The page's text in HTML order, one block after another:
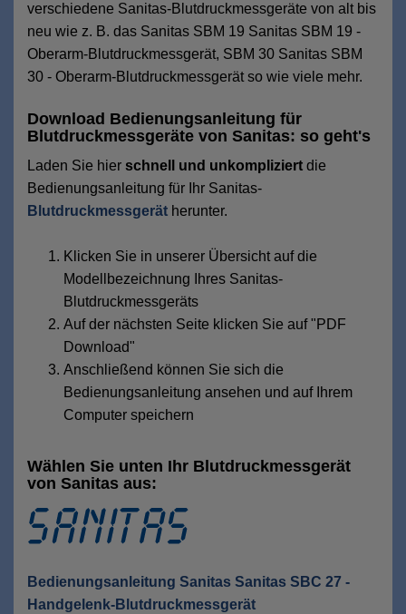
verschiedene Sanitas-Blutdruckmessgeräte von alt bis
neu wie z. B. das Sanitas SBM 19 Sanitas SBM 19 -
Oberarm-Blutdruckmessgerät, SBM 30 Sanitas SBM
30 - Oberarm-Blutdruckmessgerät so wie viele mehr.
Download Bedienungsanleitung für
Blutdruckmessgeräte von Sanitas: so geht's
Laden Sie hier schnell und unkompliziert die
Bedienungsanleitung für Ihr Sanitas-
Blutdruckmessgerät herunter.
Klicken Sie in unserer Übersicht auf die
Modellbezeichnung Ihres Sanitas-
Blutdruckmessgeräts
Auf der nächsten Seite klicken Sie auf "PDF
Download"
Anschließend können Sie sich die
Bedienungsanleitung ansehen und auf Ihrem
Computer speichern
Wählen Sie unten Ihr Blutdruckmessgerät
von Sanitas aus:
Bedienungsanleitung Sanitas Sanitas SBC 27 -
Handgelenk-Blutdruckmessgerät